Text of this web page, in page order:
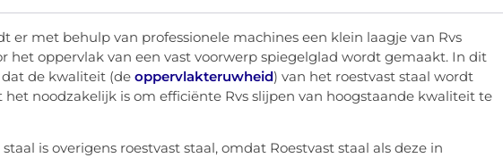
er met behulp van professionele machines een klein laagje van Rvs
het oppervlak van een vast voorwerp spiegelglad wordt gemaakt. In dit
de kwaliteit (de oppervlakteruwheid) van het roestvast staal wordt
noodzakelijk is om efficiënte Rvs slijpen van hoogstaande kwaliteit te
is overigens roestvast staal, omdat Roestvast staal als deze in